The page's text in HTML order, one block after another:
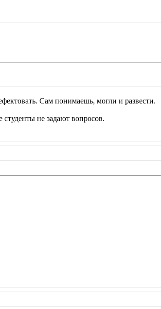
Сам понимаешь, могли и развести.
не задают вопросов.